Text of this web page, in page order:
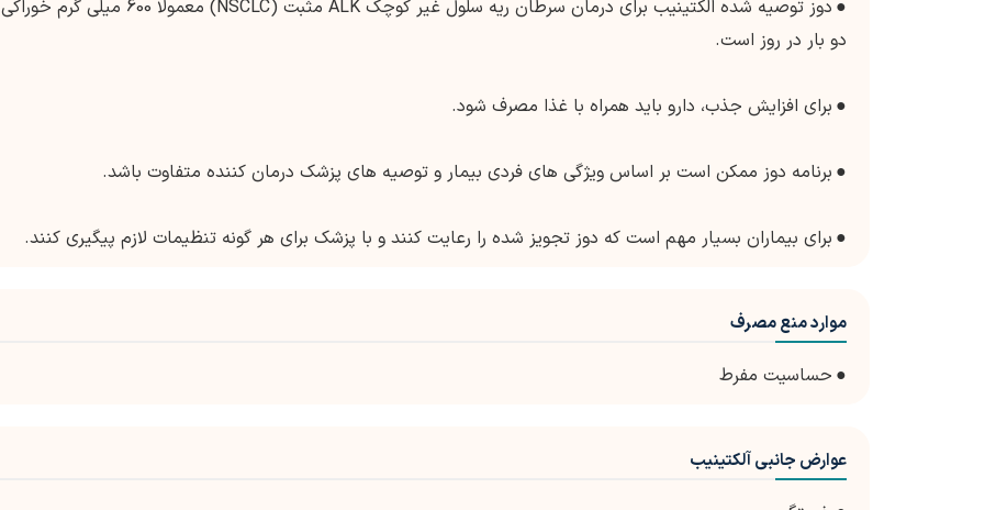
●
دوز توصیه شده الکتینیب برای درمان سرطان ریه سلول غیر کوچک ALK مثبت (NSCLC) معمولاً 600 میلی گرم خوراکی
دو بار در روز است.
● برای افزایش جذب، دارو باید همراه با غذا مصرف شود.
● برنامه دوز ممکن است بر اساس ویژگی های فردی بیمار و توصیه های پزشک درمان کننده متفاوت باشد.
● برای بیماران بسیار مهم است که دوز تجویز شده را رعایت کنند و با پزشک برای هر گونه تنظیمات لازم پیگیری کنند.
موارد منع مصرف
● حساسیت مفرط
عوارض جانبی آلکتینیب